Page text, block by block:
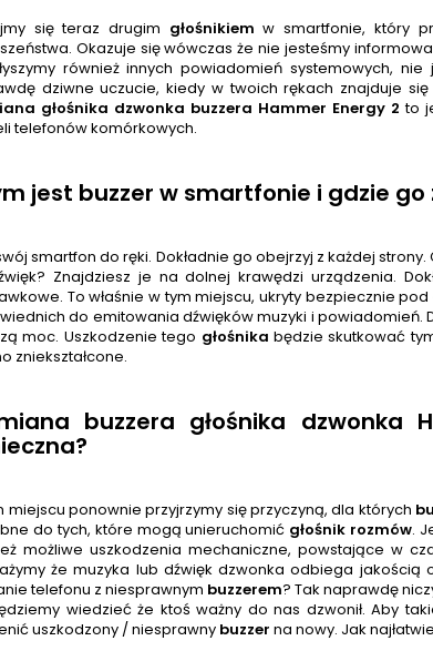
się teraz drugim głośnikiem w smartfonie, który
Okazuje się wówczas że nie jesteśmy
również innych powiadomień systemowych,
dziwne uczucie, kiedy w twoich rękach znajduje
głośnika dzwonka buzzera Hammer Energy 2 to
telefonów komórkowych.
jest buzzer w smartfonie i gdzie go
smartfon do ręki. Dokładnie go obejrzyj z każdej
Znajdziesz je na dolnej krawędzi urządzenia.
To właśnie w tym miejscu, ukryty bezpiecznie
do emitowania dźwięków muzyki i powiadomień.
moc. Uszkodzenie tego głośnika będzie skutkować
zniekształcone.
buzzera głośnika
miejscu ponownie przyjrzymy się przyczyną, dla których
do tych, które mogą unieruchomić głośnik rozmów.
możliwe uszkodzenia mechaniczne, powstające w
że muzyka lub dźwięk dzwonka odbiega
telefonu z niesprawnym buzzerem? Tak naprawdę
wiedzieć że ktoś ważny do nas dzwonił. Aby
uszkodzony / niesprawny buzzer na nowy. Jak